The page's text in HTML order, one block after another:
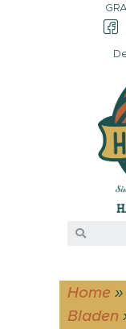
Home »
Bladen
MIJN